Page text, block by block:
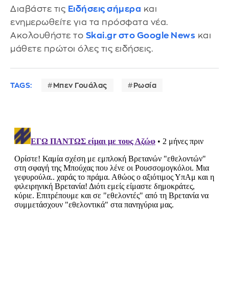
Διαβάστε τις Ειδήσεις σήμερα και
ενημερωθείτε για τα πρόσφατα νέα.
Ακολουθήστε το Skai.gr στο Google News και
μάθετε πρώτοι όλες τις ειδήσεις.
TAGS: Μπεν Γουάλας Ρωσία